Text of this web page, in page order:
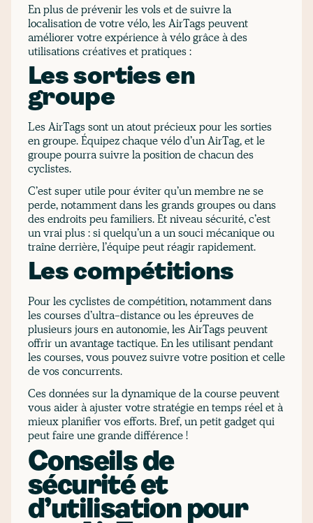
En plus de prévenir les vols et de suivre la
localisation de votre vélo, les AirTags peuvent
améliorer votre expérience à vélo grâce à des
utilisations créatives et pratiques :
Les sorties en
groupe
Les AirTags sont un atout précieux pour les sorties
en groupe. Équipez chaque vélo d’un AirTag, et le
groupe pourra suivre la position de chacun des
cyclistes.
C’est super utile pour éviter qu’un membre ne se
perde, notamment dans les grands groupes ou dans
des endroits peu familiers. Et niveau sécurité, c’est
un vrai plus : si quelqu’un a un souci mécanique ou
traîne derrière, l’équipe peut réagir rapidement.
Les compétitions
Pour les cyclistes de compétition, notamment dans
les courses d’ultra-distance ou les épreuves de
plusieurs jours en autonomie, les AirTags peuvent
offrir un avantage tactique. En les utilisant pendant
les courses, vous pouvez suivre votre position et celle
de vos concurrents.
Ces données sur la dynamique de la course peuvent
vous aider à ajuster votre stratégie en temps réel et à
mieux planifier vos efforts. Bref, un petit gadget qui
peut faire une grande différence !
Conseils de
sécurité et
d’utilisation pour